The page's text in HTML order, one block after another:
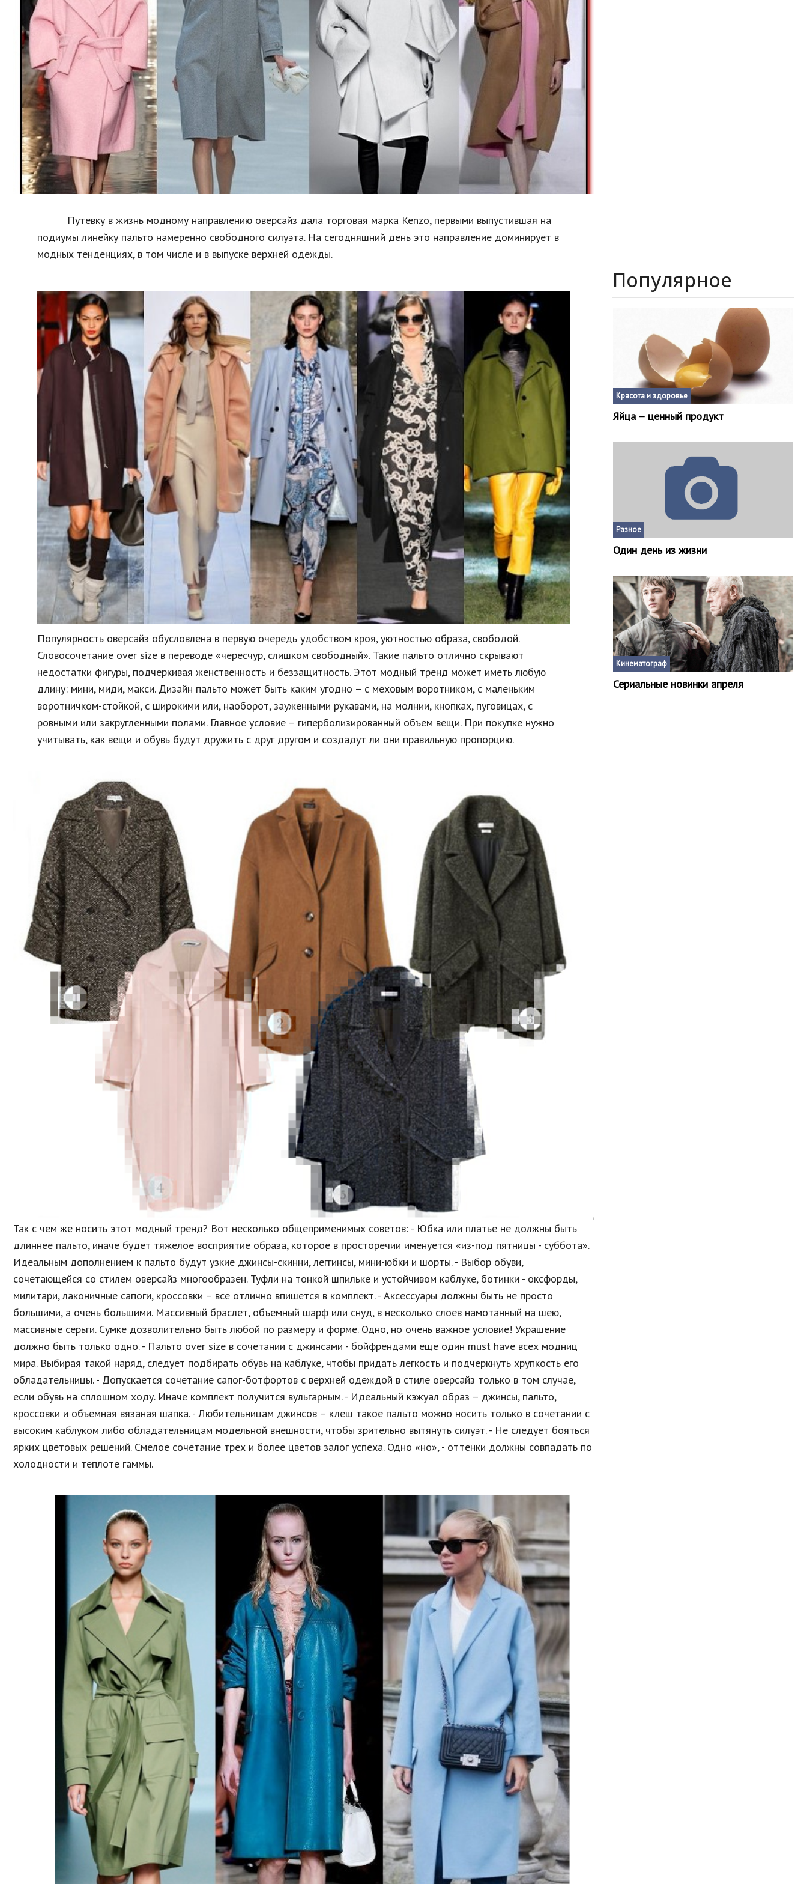
Образование
В мире
Культура
Авто, мото
Спорт
Знаменитости
Недвижимость
Спорт и фитнес
Психология и отношения
Творчество и рукоделие
Работа и бизнес
Еда и напитки
Мода и стиль
Бизнес
Хобби и развлечения
Финансы
Юриспруденция
Природа
Образование
Путевку в жизнь модному направлению оверсайз дала торговая марка Kenzo, первыми выпустившая на
подиумы линейку пальто намеренно свободного силуэта. На сегодняшний день это направление доминирует в
модных тенденциях, в том числе и в выпуске верхней одежды.
Популярность оверсайз обусловлена в первую очередь удобством кроя, уютностью образа, свободой.
Словосочетание over size в переводе «чересчур, слишком свободный». Такие пальто отлично скрывают
недостатки фигуры, подчеркивая женственность и беззащитность. Этот модный тренд может иметь любую
длину: мини, миди, макси. Дизайн пальто может быть каким угодно – с меховым воротником, с маленьким
воротничком-стойкой, с широкими или, наоборот, зауженными рукавами, на молнии, кнопках, пуговицах, с
ровными или закругленными полами. Главное условие – гиперболизированный объем вещи. При покупке нужно
учитывать, как вещи и обувь будут дружить с друг другом и создадут ли они правильную пропорцию.
Так с чем же носить этот модный тренд? Вот несколько общеприменимых советов: - Юбка или платье не должны быть
длиннее пальто, иначе будет тяжелое восприятие образа, которое в просторечии именуется «из-под пятницы - суббота».
Идеальным дополнением к пальто будут узкие джинсы-скинни, леггинсы, мини-юбки и шорты. - Выбор обуви,
сочетающейся со стилем оверсайз многообразен. Туфли на тонкой шпильке и устойчивом каблуке, ботинки - оксфорды,
милитари, лаконичные сапоги, кроссовки – все отлично впишется в комплект. - Аксессуары должны быть не просто
большими, а очень большими. Массивный браслет, объемный шарф или снуд, в несколько слоев намотанный на шею,
массивные серьги. Сумке дозволительно быть любой по размеру и форме. Одно, но очень важное условие! Украшение
должно быть только одно. - Пальто over size в сочетании с джинсами - бойфрендами еще один must have всех модниц
мира. Выбирая такой наряд, следует подбирать обувь на каблуке, чтобы придать легкость и подчеркнуть хрупкость его
обладательницы. - Допускается сочетание сапог-ботфортов с верхней одеждой в стиле оверсайз только в том случае,
если обувь на сплошном ходу. Иначе комплект получится вульгарным. - Идеальный кэжуал образ – джинсы, пальто,
кроссовки и объемная вязаная шапка. - Любительницам джинсов – клеш такое пальто можно носить только в сочетании с
высоким каблуком либо обладательницам модельной внешности, чтобы зрительно вытянуть силуэт. - Не следует бояться
ярких цветовых решений. Смелое сочетание трех и более цветов залог успеха. Одно «но», - оттенки должны совпадать по
холодности и теплоте гаммы.
Популярное
Красота и здоровье
Яйца – ценный продукт
Разное
Один день из жизни
Кинематограф
Сериальные новинки апреля